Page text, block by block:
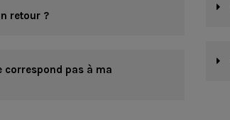
retour ?
correspond pas à ma